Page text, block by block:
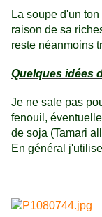
La soupe d'un
raison de sa
reste néanmoins
Quelques idées
Je ne sale pas
fenouil,
de soja (Tamari
En général